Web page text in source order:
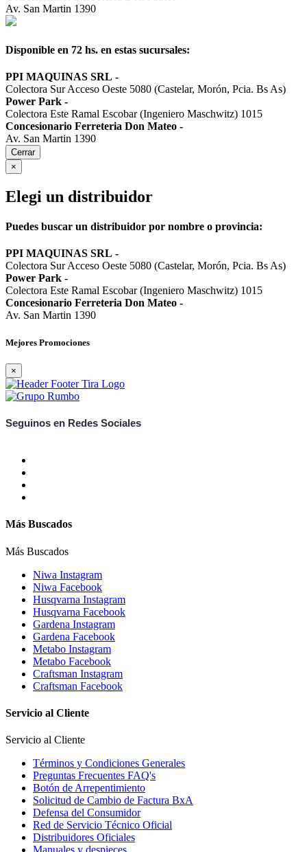
Av. San Martin 1390
Disponible en 72 hs. en estas sucursales:
PPI MAQUINAS SRL -
Colectora Sur Acceso Oeste 5080 (Castelar, Morón, Pcia. Bs As)
Power Park -
Colectora Este Ramal Escobar (Ingeniero Maschwitz) 1015
Concesionario Ferreteria Don Mateo -
Av. San Martin 1390
Cerrar
×
Elegi un distribuidor
Puedes buscar un distribuidor por nombre o provincia:
PPI MAQUINAS SRL -
Colectora Sur Acceso Oeste 5080 (Castelar, Morón, Pcia. Bs As)
Power Park -
Colectora Este Ramal Escobar (Ingeniero Maschwitz) 1015
Concesionario Ferreteria Don Mateo -
Av. San Martin 1390
Mejores Promociones
×
Seguinos en Redes Sociales
Más Buscados
Más Buscados
Niwa Instagram
Niwa Facebook
Husqvarna Instagram
Husqvarna Facebook
Gardena Instagram
Gardena Facebook
Metabo Instagram
Metabo Facebook
Craftsman Instagram
Craftsman Facebook
Servicio al Cliente
Servicio al Cliente
Términos y Condiciones Generales
Preguntas Frecuentes FAQ's
Botón de Arrepentimiento
Solicitud de Cambio de Factura BxA
Defensa del Consumidor
Red de Servicio Técnico Oficial
Distribuidores Oficiales